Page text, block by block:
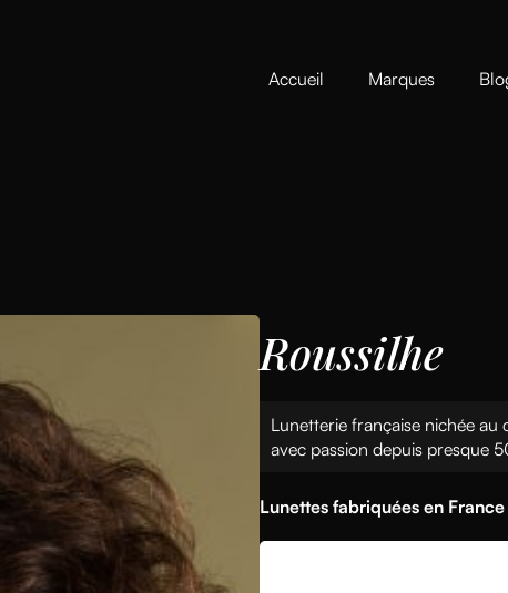
Accueil Marques
Roussilhe
Lunetterie française nichée
avec passion depuis presque
Lunettes fabriquées en France